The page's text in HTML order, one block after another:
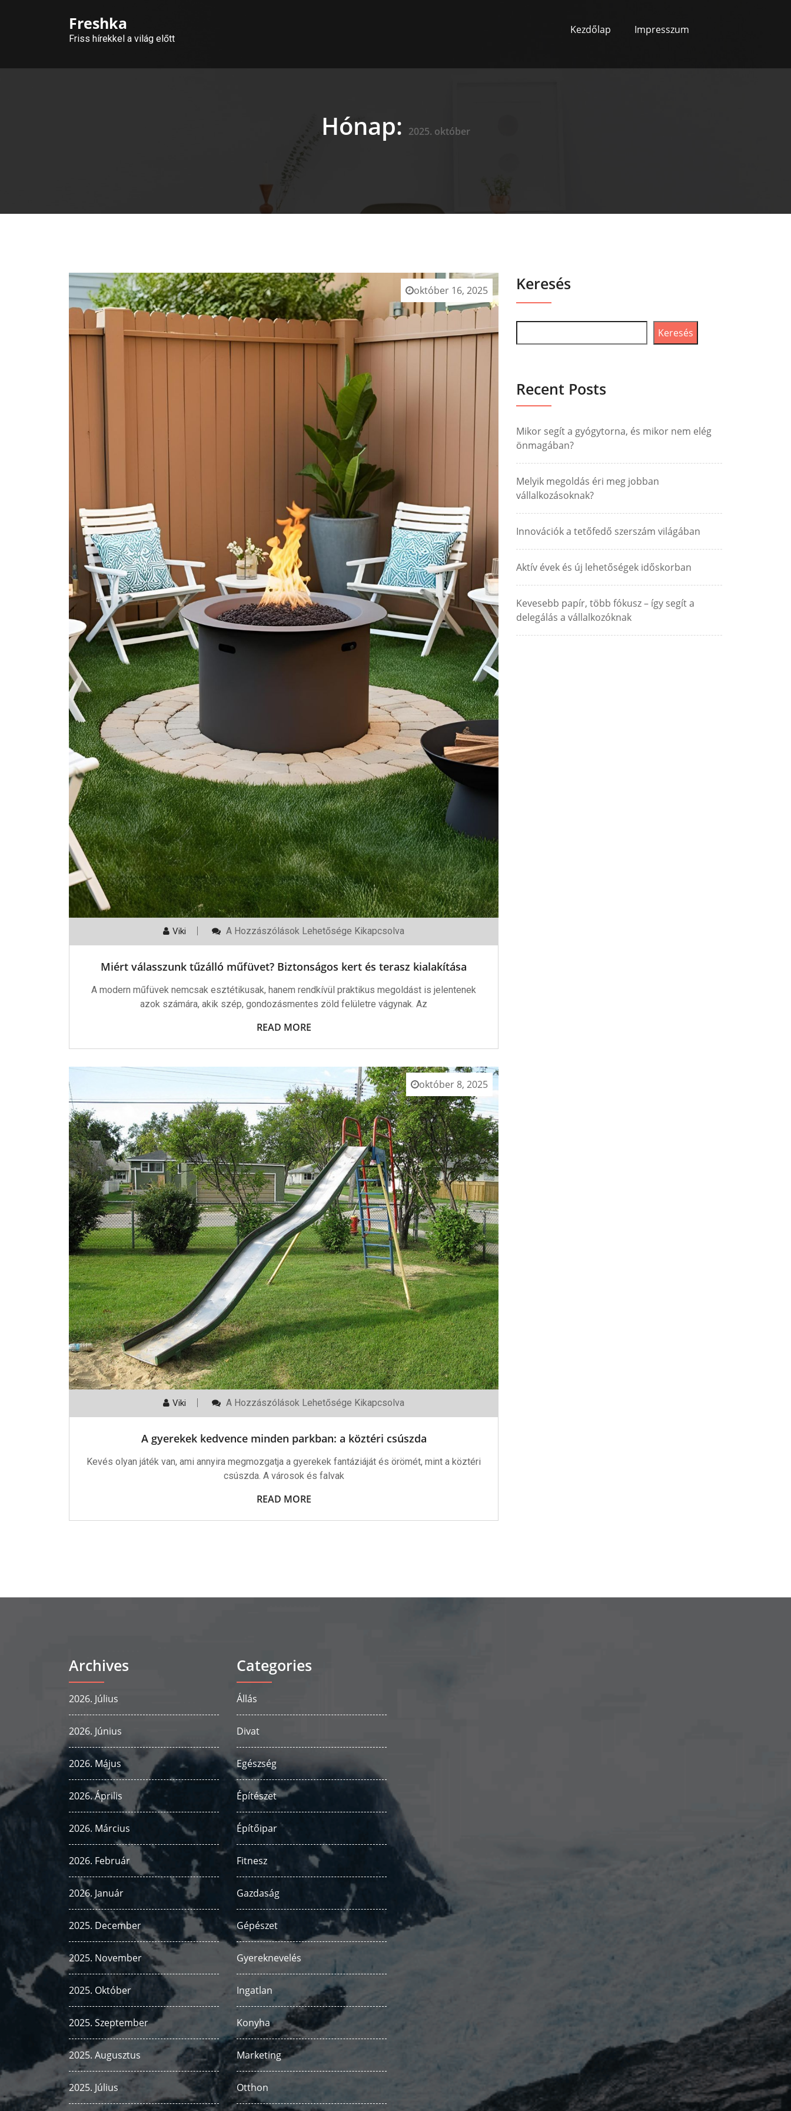
Freshka
Friss hírekkel a világ előtt
Kezdőlap Impresszum
Hónap: 2025. október
október 16, 2025
Viki
Miért
Tűzálló
Biztonságos
És
Terasz
Kialakítása
A Hozzászólások Lehetősége Kikapcsolva
Miért válasszunk tűzálló műfüvet? Biztonságos kert és terasz kialakítása
A modern műfüvek nemcsak esztétikusak, hanem rendkívül praktikus megoldást is jelentenek
azok számára, akik szép, gondozásmentes zöld felületre vágynak. Az
READ MORE
október 8, 2025
Viki
A
Kedvence
Parkban:
Köztéri
Csúszda
Bejegyzéshez
A Hozzászólások Lehetősége Kikapcsolva
A gyerekek kedvence minden parkban: a köztéri csúszda
Kevés olyan játék van, ami annyira megmozgatja a gyerekek fantáziáját és örömét, mint a köztéri
csúszda. A városok és falvak
READ MORE
Keresés
Keresés
Recent Posts
Mikor segít a gyógytorna, és mikor nem elég
önmagában?
Melyik megoldás éri meg jobban
vállalkozásoknak?
Innovációk a tetőfedő szerszám világában
Aktív évek és új lehetőségek időskorban
Kevesebb papír, több fókusz – így segít a
delegálás a vállalkozóknak
Archives
2026. Július
2026. Június
2026. Május
2026. Április
2026. Március
2026. Február
2026. Január
2025. December
2025. November
2025. Október
2025. Szeptember
2025. Augusztus
2025. Július
Categories
Állás
Divat
Egészség
Építészet
Építőipar
Fitnesz
Gazdaság
Gépészet
Gyereknevelés
Ingatlan
Konyha
Marketing
Otthon